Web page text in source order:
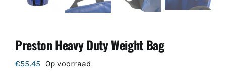
Preston Heavy Duty Weight Bag
€55.45 Op voorraad